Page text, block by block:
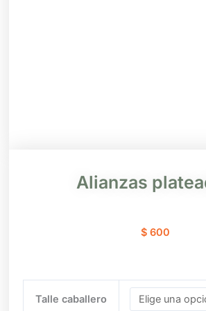
Alianzas
$ 600
Talle caballero
plateadas